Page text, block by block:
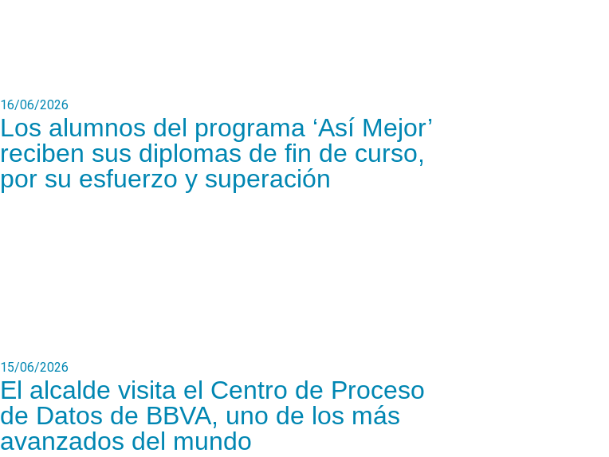
16/06/2026
Los alumnos del programa ‘Así Mejor’
reciben sus diplomas de fin de curso,
por su esfuerzo y superación
15/06/2026
El alcalde visita el Centro de Proceso
de Datos de BBVA, uno de los más
avanzados del mundo